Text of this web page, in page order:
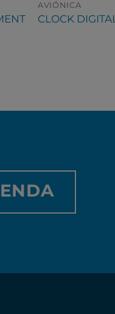
AVIÓNICA
CLOCK DIGITAL